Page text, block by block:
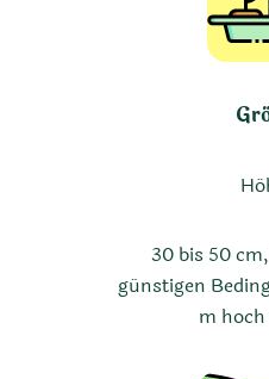
30 bis 50
günstigen
m